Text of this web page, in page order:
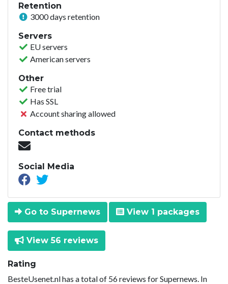
Retention
3000 days retention
Servers
EU servers
American servers
Other
Free trial
Has SSL
Account sharing allowed
Contact methods
Social Media
Go to Supernews View 1 packages
View 56 reviews
Rating
BesteUsenet.nl has a total of 56 reviews for Supernews. In